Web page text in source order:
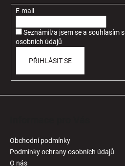
E-mail
Seznámil/a jsem se a souhlasíms
osobních údajů
PŘIHLÁSIT SE
Obchodní podmínky
Podmínky ochrany osobních údajů
O nás